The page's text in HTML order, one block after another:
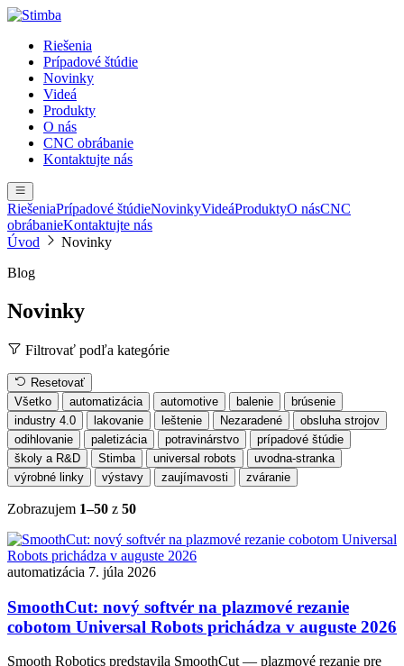
Riešenia
Prípadové štúdie
Novinky
Videá
Produkty
O nás
CNC obrábanie
Kontaktujte nás
RiešeniaPrípadové štúdieNovinkyVideáProduktyO násCNC
obrábanieKontaktujte nás
Úvod
Novinky
Blog
Novinky
Filtrovať podľa kategórie
Resetovať
Všetko
automatizácia automotive balenie
brúsenie
industry 4.0
lakovanie leštenie Nezaradené
obsluha strojov
odihlovanie
paletizácia potravinárstvo
prípadové štúdie
školy a R&D
Stimba universal robots
uvodna-stranka
výrobné linky
výstavy zaujímavosti zváranie
Zobrazujem 1–50 z 50
automatizácia 7. júla 2026
SmoothCut: nový softvér na plazmové rezanie
cobotom Universal Robots prichádza v auguste 2026
Smooth Robotics predstavila SmoothCut — plazmové rezanie pre